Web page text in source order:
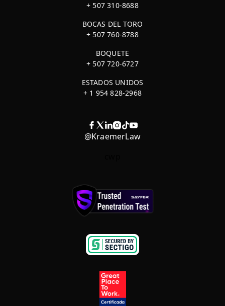
+ 507 310-8688
BOCAS DEL TORO
+ 507 760-8788
BOQUETE
+ 507 720-6727
ESTADOS UNIDOS
+ 1 954 828-2968
@KraemerLaw